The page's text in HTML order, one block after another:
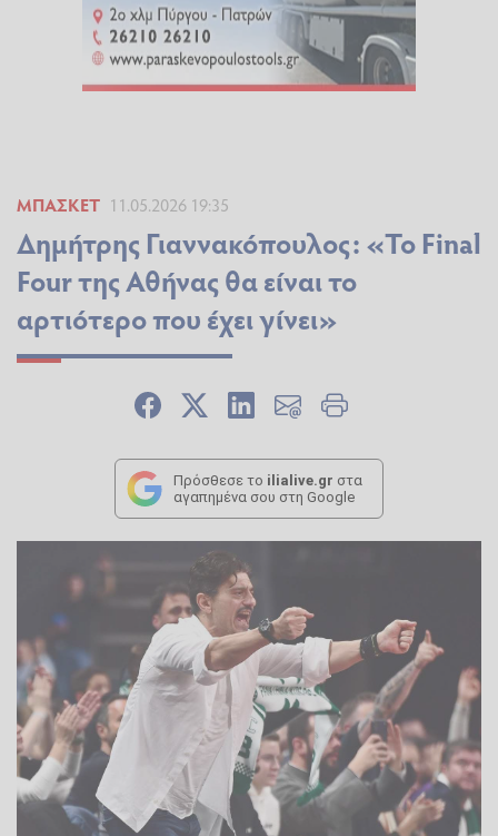
ΜΠΆΣΚΕΤ 11.05.2026 19:35
Δημήτρης Γιαννακόπουλος: «Το Final
Four της Αθήνας θα είναι το
αρτιότερο που έχει γίνει»
Πρόσθεσε το ilialive.gr στα
αγαπημένα σου στη Google